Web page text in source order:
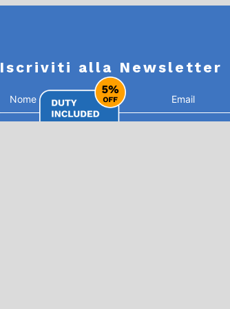
Iscriviti alla Newsletter